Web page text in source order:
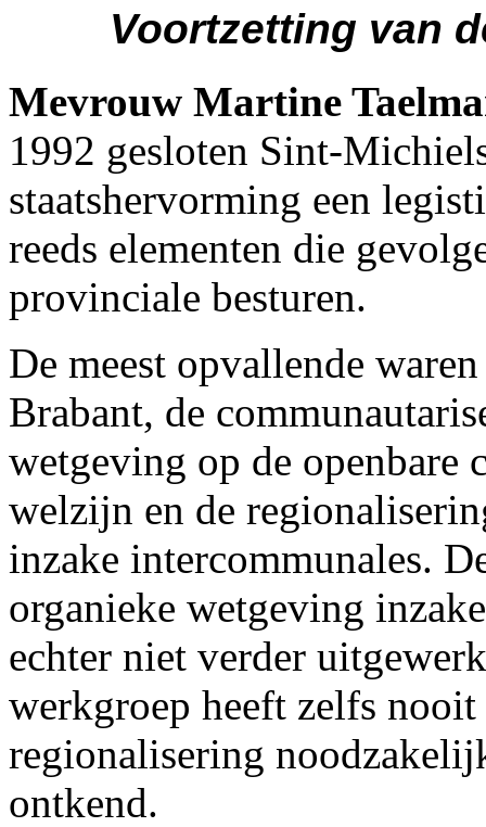
Voortzetting van
Mevrouw Martine
1992 gesloten Sint-
staatshervorming een
reeds elementen die
provinciale besturen.
De meest opvallende
Brabant, de
wetgeving op de openbare
welzijn en de
inzake intercommunales.
organieke wetgeving
echter niet verder
werkgroep heeft zelfs
regionalisering
ontkend.